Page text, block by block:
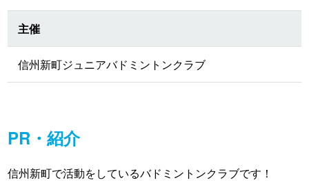
主催
信州新町ジュニアバドミントンクラブ
PR・紹介
信州新町で活動をしているバドミントンクラブです！